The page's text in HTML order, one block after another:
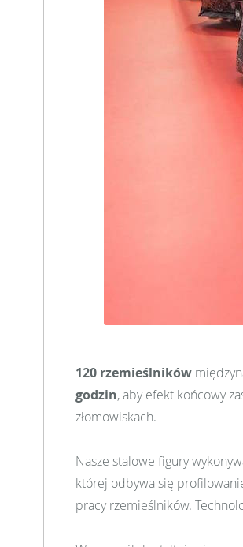
120 rzemieślników
godzin, aby efekt końcowy
złomowiskach.
Nasze stalowe figury
której odbywa się
pracy rzemieślników.